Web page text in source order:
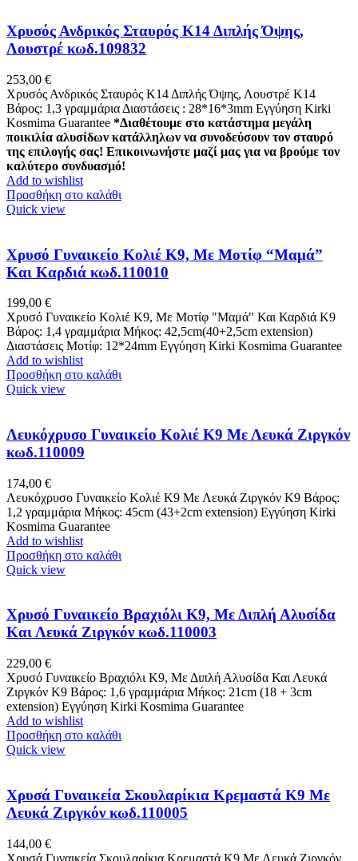
Xρυσός Ανδρικός Σταυρός Κ14 Διπλής Όψης,
Λουστρέ κωδ.109832
253,00 €
Xρυσός Ανδρικός Σταυρός Κ14 Διπλής Όψης, Λουστρέ K14
Βάρος: 1,3 γραμμάρια Διαστάσεις : 28*16*3mm Εγγύηση Kirki
Kosmima Guarantee *Διαθέτουμε στο κατάστημα μεγάλη
ποικιλία αλυσίδων κατάλληλων να συνοδεύσουν τον σταυρό
της επιλογής σας! Επικοινωνήστε μαζί μας για να βρούμε τον
καλύτερο συνδυασμό!
Add to wishlist
Προσθήκη στο καλάθι
Quick view
Χρυσό Γυναικείο Κολιέ Κ9, Με Μοτίφ “Μαμά”
Και Καρδιά κωδ.110010
199,00 €
Χρυσό Γυναικείο Κολιέ Κ9, Με Μοτίφ "Μαμά" Και Καρδιά Κ9
Βάρος: 1,4 γραμμάρια Μήκος: 42,5cm(40+2,5cm extension)
Διαστάσεις Μοτίφ: 12*24mm Εγγύηση Kirki Kosmima Guarantee
Add to wishlist
Προσθήκη στο καλάθι
Quick view
Λευκόχρυσο Γυναικείο Κολιέ Κ9 Με Λευκά Ζιργκόν
κωδ.110009
174,00 €
Λευκόχρυσο Γυναικείο Κολιέ Κ9 Με Λευκά Ζιργκόν Κ9 Βάρος:
1,2 γραμμάρια Μήκος: 45cm (43+2cm extension) Εγγύηση Kirki
Kosmima Guarantee
Add to wishlist
Προσθήκη στο καλάθι
Quick view
Χρυσό Γυναικείο Βραχιόλι Κ9, Με Διπλή Αλυσίδα
Και Λευκά Ζιργκόν κωδ.110003
229,00 €
Χρυσό Γυναικείο Βραχιόλι Κ9, Με Διπλή Αλυσίδα Και Λευκά
Ζιργκόν Κ9 Βάρος: 1,6 γραμμάρια Μήκος: 21cm (18 + 3cm
extension) Εγγύηση Kirki Kosmima Guarantee
Add to wishlist
Προσθήκη στο καλάθι
Quick view
Χρυσά Γυναικεία Σκουλαρίκια Κρεμαστά Κ9 Με
Λευκά Ζιργκόν κωδ.110005
144,00 €
Χρυσά Γυναικεία Σκουλαρίκια Κρεμαστά Κ9 Με Λευκά Ζιργκόν